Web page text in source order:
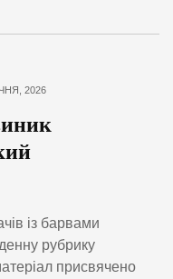
2026
із барвами
рубрику
присвячено